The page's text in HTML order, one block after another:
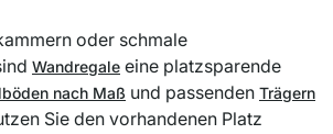
oder schmale
Wandregale eine platzsparende
nach Maß und passenden Trägern
Sie den vorhandenen Platz